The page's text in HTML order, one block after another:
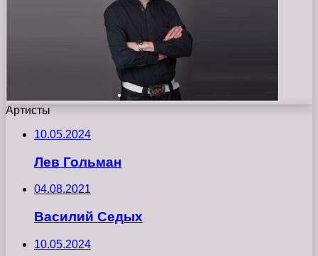
Артисты
10.05.2024
Лев Гольман
04.08.2021
Василий Седых
10.05.2024